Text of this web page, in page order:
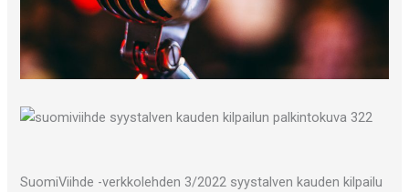
SuomiViihde -verkkolehden 3/2022 syystalven kauden kilpailu